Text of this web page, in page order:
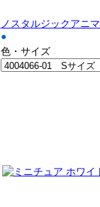
ノスタルジックアニ
●
色・サイズ